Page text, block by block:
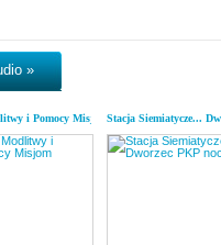
»
i Pomocy MisjomStacja Siemiatycze...